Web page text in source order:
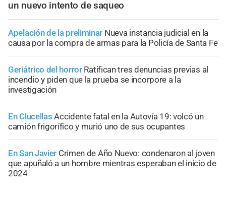
un nuevo intento de saqueo
Apelación de la preliminar Nueva instancia judicial en la
causa por la compra de armas para la Policía de Santa Fe
Geriátrico del horror Ratifican tres denuncias previas al
incendio y piden que la prueba se incorpore a la
investigación
En Clucellas Accidente fatal en la Autovía 19: volcó un
camión frigorífico y murió uno de sus ocupantes
En San Javier Crimen de Año Nuevo: condenaron al joven
que apuñaló a un hombre mientras esperaban el inicio de
2024